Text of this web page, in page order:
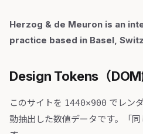
Herzog & de Meuron is an
practice based in Basel,
Design Tokens（DOM
このサイトを 1440×900 でレン
動抽出した数値データです。「